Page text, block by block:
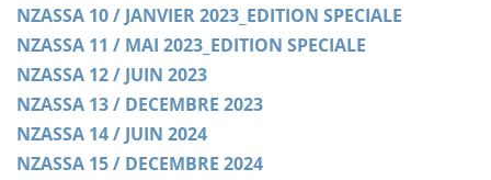
NZASSA 10 / JANVIER 2023_EDITION SPECIALE
NZASSA 11 / MAI 2023_EDITION SPECIALE
NZASSA 12 / JUIN 2023
NZASSA 13 / DECEMBRE 2023
NZASSA 14 / JUIN 2024
NZASSA 15 / DECEMBRE 2024